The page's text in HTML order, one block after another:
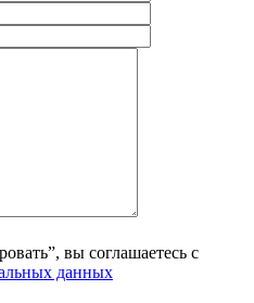
вы соглашаетесь с
данных